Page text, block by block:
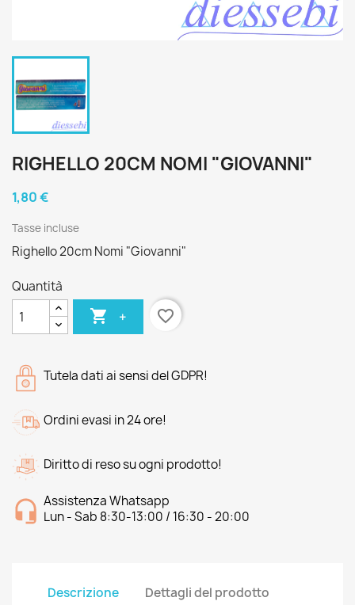
RIGHELLO 20CM NOMI "GIOVANNI"
1,80 €
Tasse incluse
Righello 20cm Nomi "Giovanni"
Quantità
 + favorite_border
Tutela dati ai sensi del GDPR!
Ordini evasi in 24 ore!
Diritto di reso su ogni prodotto!
Assistenza Whatsapp
Lun - Sab 8:30-13:00 / 16:30 - 20:00
Descrizione Dettagli del prodotto